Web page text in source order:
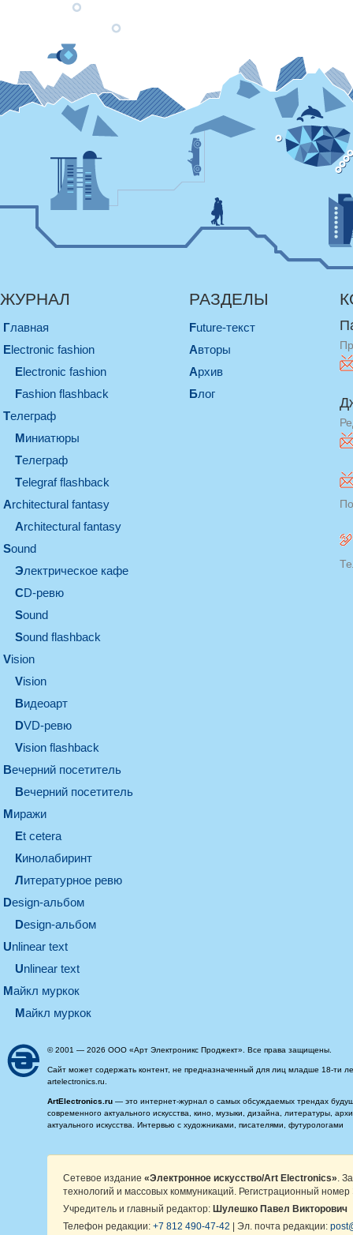
ЖУРНАЛ
Главная
electronic fashion
electronic fashion
Fashion flashback
телеграф
миниатюры
телеграф
Telegraf flashback
architectural fantasy
architectural fantasy
sound
электрическое кафе
CD-ревю
sound
Sound flashback
vision
vision
видеоарт
DVD-ревю
Vision flashback
вечерний посетитель
вечерний посетитель
миражи
et cetera
кинолабиринт
литературное ревю
design-альбом
design-альбом
unlinear text
Unlinear text
майкл муркок
майкл муркок
РАЗДЕЛЫ
Future-текст
Авторы
Архив
Блог
© 2001 — 2026 ООО «Арт Электроникс Проджект». Все права защищены.
Сайт может содержать контент, не предназначенный для лиц младше 18-ти
artelectronics.ru.
ArtElectronics.ru — это интернет-журнал о самых обсуждаемых трендах
современного актуального искусства, кино, музыки, дизайна, литературы,
актуального искусства. Интервью с художниками, писателями, футурологами
Сетевое издание «Электронное искусство/Art Electronics» .
технологий и массовых коммуникаций. Регистрационный
Учредитель и главный редактор: Шулешко Павел Викторович
Телефон редакции: +7 812 490-47-42 | Эл. почта редакции: